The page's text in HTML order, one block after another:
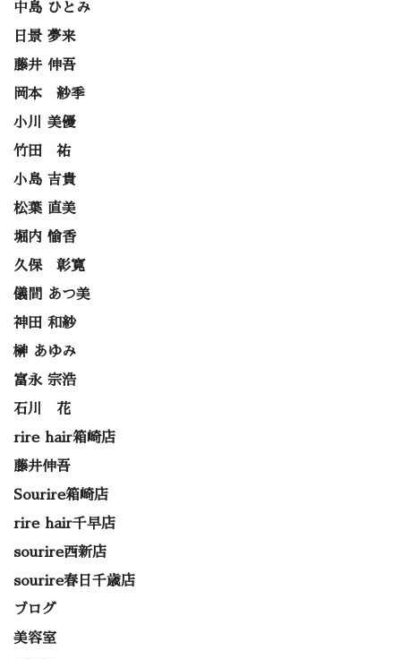
中島 ひとみ
日景 夢来
藤井 伸吾
岡本 紗季
小川 美優
竹田 祐
小島 吉貴
松葉 直美
堀内 愉香
久保 彰寛
儀間 あつ美
神田 和紗
榊 あゆみ
富永 宗浩
石川 花
rire hair箱崎店
藤井伸吾
Sourire箱崎店
rire hair千早店
sourire西新店
sourire春日千歳店
ブログ
美容室